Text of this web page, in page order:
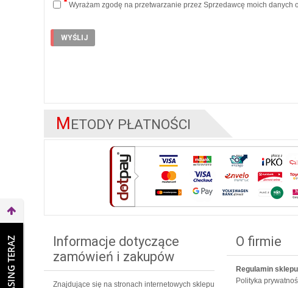
Wyrażam zgodę na przetwarzanie przez Sprzedawcę moich
METODY PŁATNOŚCI
Informacje dotyczące
zamówień i zakupów
Znajdujące się na stronach internetowych sklepu
O firmie
Regulamin sklepu
Polityka